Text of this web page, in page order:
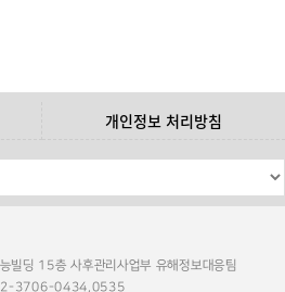
개인정보 처리방침
빌딩 15층 사후관리사업부 유해정보대응팀
3706-0434,0535